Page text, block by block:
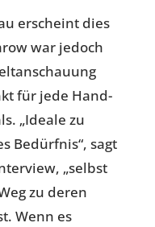
erscheint dies
war jedoch
für jede Hand­
„Ideale zu
Bedürf­nis“, sagt
„selbst
zu deren
Wenn es